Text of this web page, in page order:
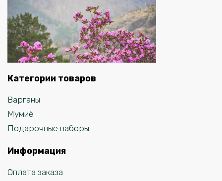
Категории товаров
Варганы
Мумиё
Подарочные наборы
Информация
Оплата заказа